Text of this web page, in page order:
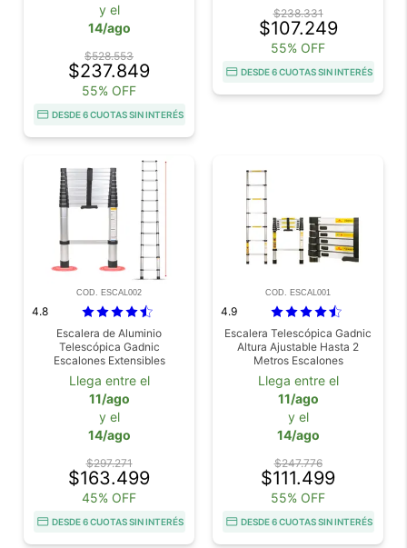
y el
14/ago
$528.553
$237.849
55% OFF
DESDE 6 CUOTAS SIN INTERÉS
$238.331
$107.249
55% OFF
DESDE 6 CUOTAS SIN INTERÉS
COD. ESCAL002
4.8
Escalera de Aluminio
Telescópica Gadnic
Escalones Extensibles
Llega entre el
11/ago
y el
14/ago
$297.271
$163.499
45% OFF
DESDE 6 CUOTAS SIN INTERÉS
COD. ESCAL001
4.9
Escalera Telescópica Gadnic
Altura Ajustable Hasta 2
Metros Escalones
Antideslizantes Carga 150 kg
Llega entre el
11/ago
y el
14/ago
$247.776
$111.499
55% OFF
DESDE 6 CUOTAS SIN INTERÉS